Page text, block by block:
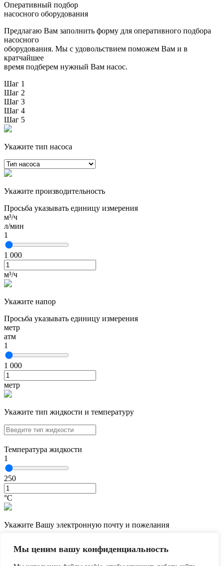
Мы ценим вашу конфиденциальность
Оперативный подбор
насосного оборудования
Предлагаю Вам заполнить форму для оперативного подбора
насосного
оборудования. Мы с удовольствием поможем Вам и в
кратчайшее
время подберем нужный Вам насос.
Шаг 1
Шаг 2
Шаг 3
Шаг 4
Шаг 5
Укажите тип насоса
Укажите производительность
Просьба указывать единицу измерения
м³/ч
л/мин
1
1 000
м³/ч
Укажите напор
Просьба указывать единицу измерения
метр
атм
1
1 000
метр
Укажите тип жидкости и температуру
Температура жидкости
1
250
°С
Укажите Вашу электронную почту и пожелания